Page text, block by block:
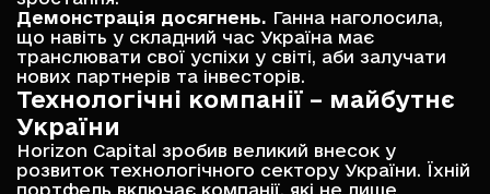
Демонстрація досягнень. Ганна наголосила,
що навіть у складний час Україна має
транслювати свої успіхи у світі, аби залучати
нових партнерів та інвесторів.
Технологічні компанії – майбутнє
України
Horizon Capital зробив великий внесок у
розвиток технологічного сектору України. Їхній
портфель включає компанії, які не лише